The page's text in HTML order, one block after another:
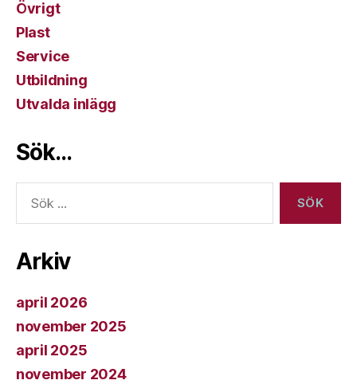
Övrigt
Plast
Service
Utbildning
Utvalda inlägg
Sök…
efter:
Arkiv
april 2026
november 2025
april 2025
november 2024